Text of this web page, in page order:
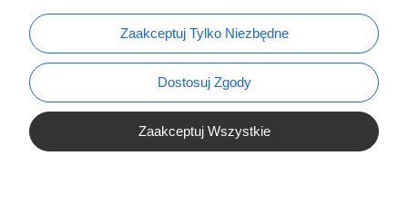
bok@ArtykulyDlaPlastykow.pl
tel.:733 012 789
Zaakceptuj Tylko Niezbędne
Dostosuj Zgody
Zaakceptuj Wszystkie